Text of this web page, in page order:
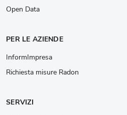
Open Data
PER LE AZIENDE
InformImpresa
Richiesta misure Radon
SERVIZI